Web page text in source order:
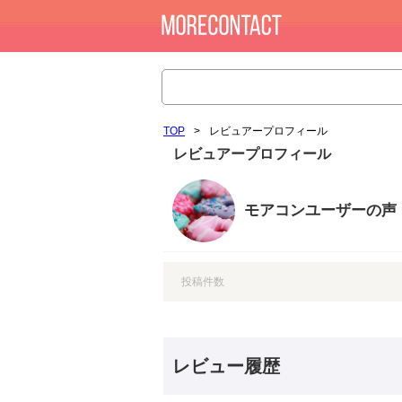
TOP > レビュアープロフィール
レビュアープロフィール
モアコンユーザーの声
投稿件数
レビュー履歴